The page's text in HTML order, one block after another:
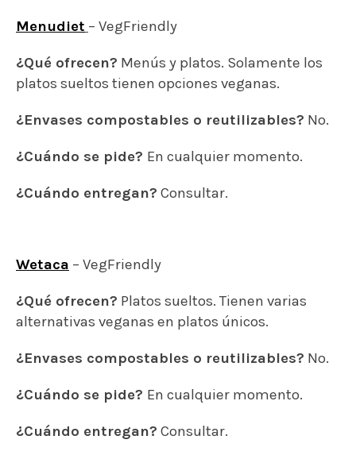
Menudiet – VegFriendly
¿Qué ofrecen? Menús y platos. Solamente los
platos sueltos tienen opciones veganas.
¿Envases compostables o reutilizables? No.
¿Cuándo se pide? En cualquier momento.
¿Cuándo entregan? Consultar.
Wetaca – VegFriendly
¿Qué ofrecen? Platos sueltos. Tienen varias
alternativas veganas en platos únicos.
¿Envases compostables o reutilizables? No.
¿Cuándo se pide? En cualquier momento.
¿Cuándo entregan? Consultar.